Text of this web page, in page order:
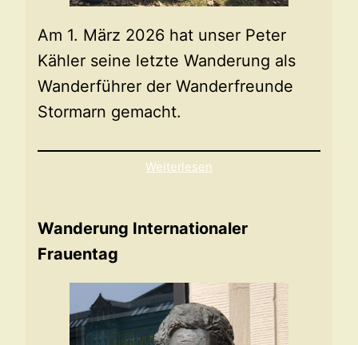
Am 1. März 2026 hat unser Peter
Kähler seine letzte Wanderung als
Wanderführer der Wanderfreunde
Stormarn gemacht.
Weiterlesen
Wanderung Internationaler
Frauentag